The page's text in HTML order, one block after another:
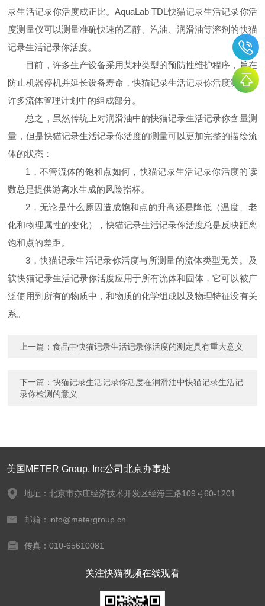
录生活记录你活度成正比。AquaLab TDL快猫记录生活记录你活
度测量仪可以测量准确快速的乙醇、汽油、润滑油等溶剂的快猫
记录生活记录你活度。
目前，许多生产设备采用某种类型的预防性维护程序，旨在
防止机器停机并延长设备寿命，快猫记录生活记录你活度测量是
许多流体管理计划中的组成部分。
总之，虽然传统上对润滑油中的快猫记录生活记录你含量测
量，但是快猫记录生活记录你活度的测量可以更加完整的描绘流
体的状态：
1 ，不管流体的饱和点如何，快猫记录生活记录你活度的读
数总是提供游离水生成的风险指标。
2 ，无论是什么原因造成饱和点的升高还是降低（温度、老
化和物理属性的变化），快猫记录生活记录你活度总是反映距离
饱和点的差距。
3 ，快猫记录生活记录你活度与所测量的流体类型无关。及
软快猫记录生活记录你活度应用于所有流体和固体，它可以被广
泛使用到所有的物质中，和物质的化学组成以及物理特征没有关
系。
上一篇：食品中快猫记录生活记录你活度的测定具有重大意义
下一篇：快猫记录生活记录你活度在润滑油中快猫记录生活记
录你检测的意义
美国METER Group, Inc公司北京办事处
地址：北京市亦庄经济技术开发区经海三路109号60-1201
邮箱：info@metergroup.cn
传真：010-65610081
关注快猫视频在线观看